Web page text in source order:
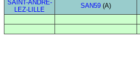
SAINT-ANDRE-
LEZ-LILLE
SAN59 (A)